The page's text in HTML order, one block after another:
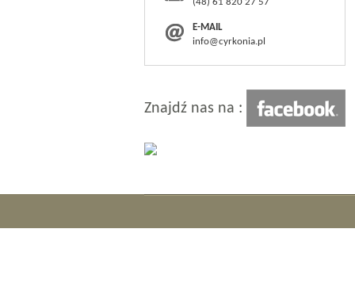
E-MAIL
info@cyrkonia.pl
Znajdź nas na :